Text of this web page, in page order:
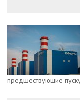
предшествующие